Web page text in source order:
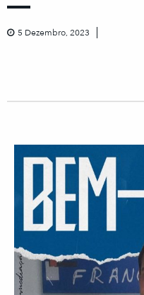
5 Dezembro, 2023